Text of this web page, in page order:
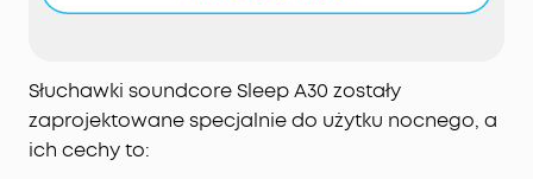
białego szumu, które możesz dostosować do
siebie.
Komfort nawet dla śpiących na boku:
słuchawka waży około 3 gramów i jest wykonana z
Słuchawki soundcore Sleep A30 zostały
zaprojektowane specjalnie do użytku nocnego, a
ich cechy to: